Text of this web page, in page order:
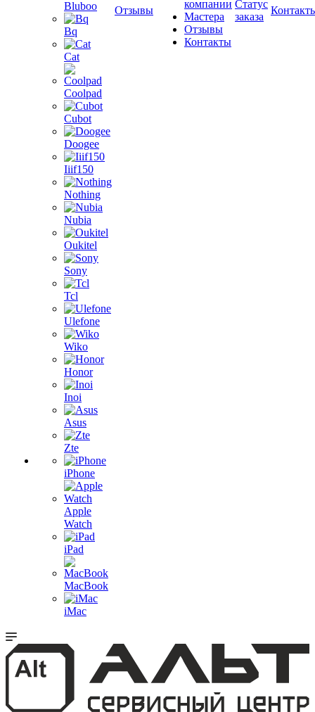
Bluboo
Bq
Cat
Coolpad
Cubot
Doogee
Iiif150
Nothing
Nubia
Oukitel
Sony
Tcl
Ulefone
Wiko
Honor
Inoi
Asus
Zte
iPhone
Apple
Watch
iPad
MacBook
iMac
Отзывы
компании
Мастера
Отзывы
Контакты
Статус
заказа